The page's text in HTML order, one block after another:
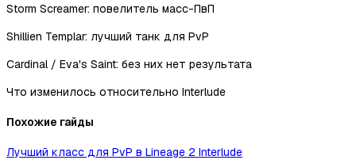
Storm Screamer: повелитель масс-ПвП
Shillien Templar: лучший танк для PvP
Cardinal / Eva's Saint: без них нет результата
Что изменилось относительно Interlude
Похожие гайды
Лучший класс для PvP в Lineage 2 Interlude